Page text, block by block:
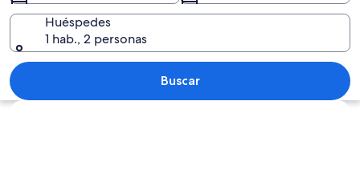
Huéspedes
1 hab., 2 personas
Buscar
Ver mapa